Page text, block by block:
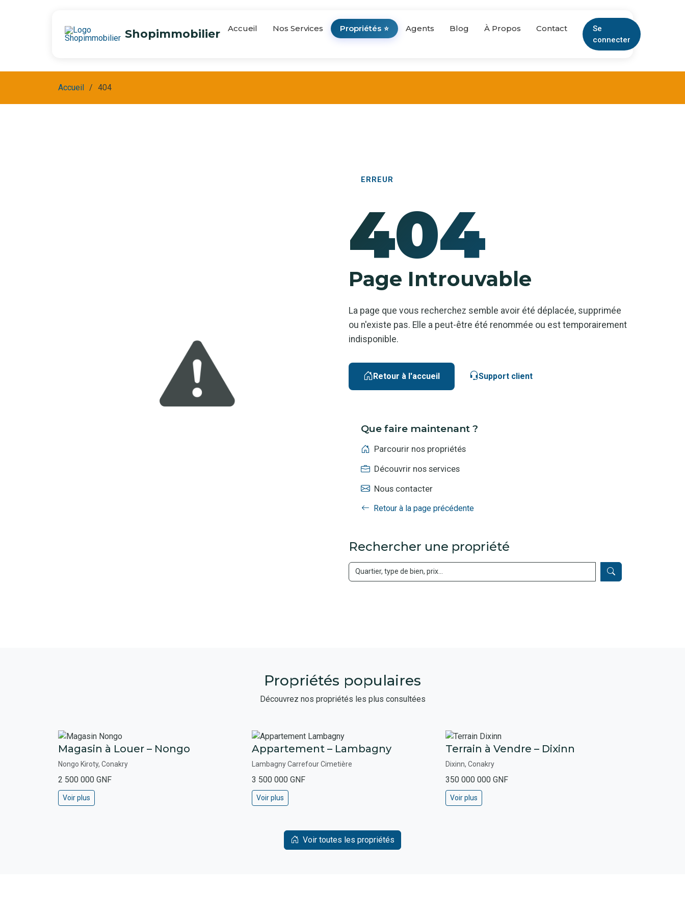
Shopimmobilier Accueil Nos Services Propriétés ⭐ Agents Blog À Propos Contact
Se
connecter
Accueil 404
ERREUR
404
Page Introuvable
La page que vous recherchez semble avoir été déplacée, supprimée
ou n'existe pas. Elle a peut-être été renommée ou est temporairement
indisponible.
Retour à l'accueil Support client
Que faire maintenant ?
Parcourir nos propriétés
Découvrir nos services
Nous contacter
Retour à la page précédente
Rechercher une propriété
Propriétés populaires
Découvrez nos propriétés les plus consultées
Magasin à Louer – Nongo
Nongo Kiroty, Conakry
2 500 000 GNF
Voir plus
Appartement – Lambagny
Lambagny Carrefour Cimetière
3 500 000 GNF
Voir plus
Terrain à Vendre – Dixinn
Dixinn, Conakry
350 000 000 GNF
Voir plus
Voir toutes les propriétés